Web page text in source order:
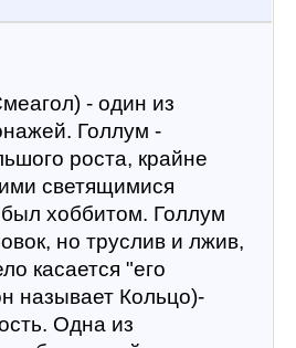
- один из
Голлум -
роста, крайне
светящимися
хоббитом. Голлум
но труслив и лжив,
касается "его
называет Кольцо)-
Одна из